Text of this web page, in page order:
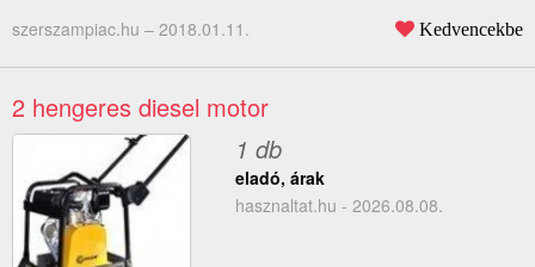
szerszampiac.hu – 2018.01.11. Kedvencekbe
2 hengeres diesel motor
1 db
eladó, árak
hasznaltat.hu - 2026.08.08.